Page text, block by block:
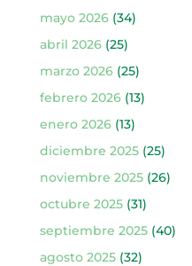
mayo 2026(34)
abril 2026(25)
marzo 2026(25)
febrero 2026(13)
enero 2026(13)
diciembre 2025(25)
noviembre 2025(26)
octubre 2025(31)
septiembre 2025(40)
agosto 2025(32)